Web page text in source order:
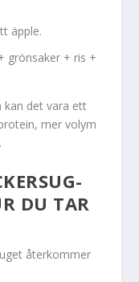
äpple.
grönsaker + ris +
kan det vara ett
mer volym
DU TAR
återkommer